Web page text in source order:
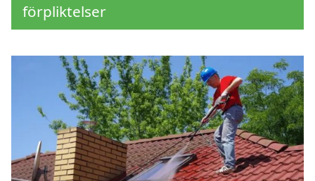
förpliktelser